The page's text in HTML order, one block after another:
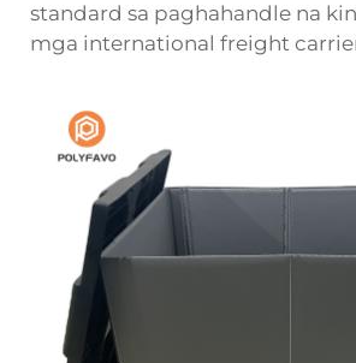
standard sa paghahandle na
mga international freight